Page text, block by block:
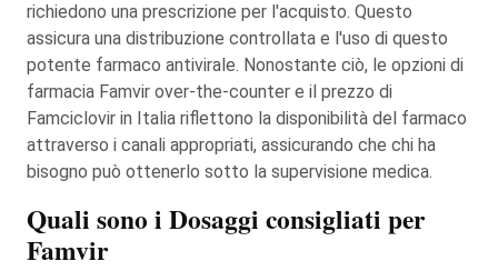
richiedono una prescrizione per l'acquisto. Questo
assicura una distribuzione controllata e l'uso di questo
potente farmaco antivirale. Nonostante ciò, le opzioni di
farmacia Famvir over-the-counter e il prezzo di
Famciclovir in Italia riflettono la disponibilità del farmaco
attraverso i canali appropriati, assicurando che chi ha
bisogno può ottenerlo sotto la supervisione medica.
Quali sono i Dosaggi consigliati per
Famvir